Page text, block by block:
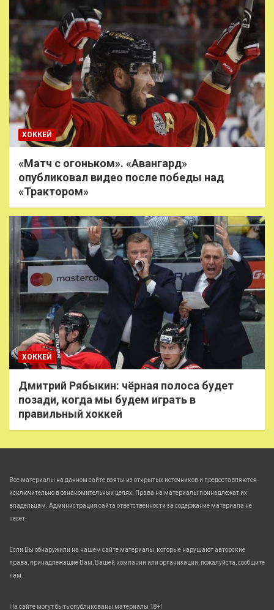
ХОККЕЙ
«Матч с огоньком». «Авангард»
опубликовал видео после победы над
«Трактором»
ХОККЕЙ
Дмитрий Рябыкин: чёрная полоса будет
позади, когда мы будем играть в
правильный хоккей
Все материалы на данном сайте взяты из открытых источников и предоставляются
исключительно в ознакомительных целях. Права на материалы принадлежат их
владельцам. Администрация сайта ответственности за содержание материала не
несет.
Если Вы обнаружили на нашем сайте материалы, которые нарушают авторские
права, принадлежащие Вам, Вашей компании или организации, пожалуйста, сообщите
нам.
На сайте могут быть опубликованы материалы 18+!